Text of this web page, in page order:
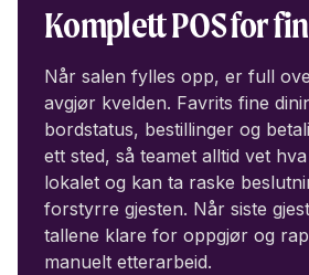
Komplett POS for
Når salen fylles opp, er full
avgjør kvelden. Favrits fine
bordstatus, bestillinger og
ett sted, så teamet alltid vet
lokalet og kan ta raske
forstyrre gjesten. Når siste
tallene klare for oppgjør og
manuelt etterarbeid.